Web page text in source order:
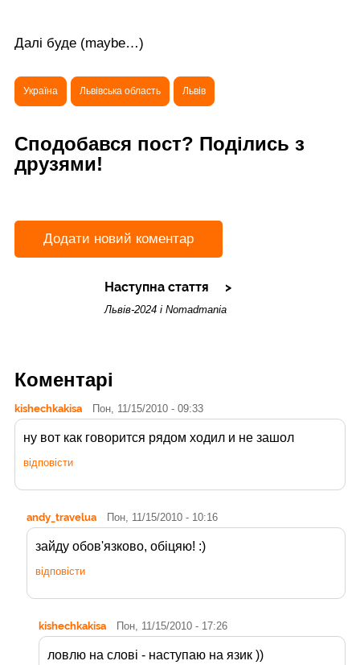
Далі буде (maybe…)
Україна Львівська область Львів
Сподобався пост? Поділись з
друзями!
Додати новий коментар
Наступна стаття
Львів-2024 і Nomadmania
Коментарі
kishechkakisa Пон, 11/15/2010 - 09:33
ну вот как говорится рядом ходил и не зашол
відповісти
andy_travelua Пон, 11/15/2010 - 10:16
зайду обов'язково, обіцяю! :)
відповісти
kishechkakisa Пон, 11/15/2010 - 17:26
ловлю на слові - наступаю на язик ))